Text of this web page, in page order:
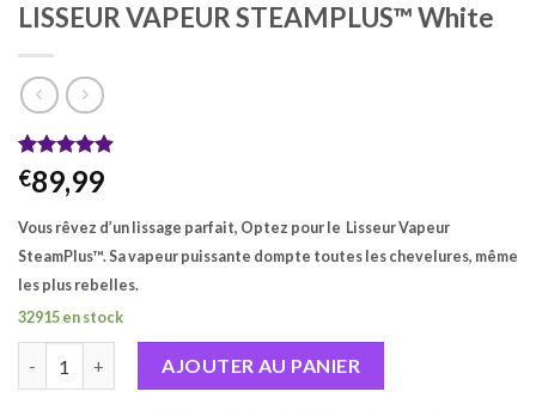
LISSEUR VAPEUR STEAMPLUS™ White
Noté 4.85
sur 5 basé
27
notations
client
€89,99
Vous rêvez d’un lissage parfait, Optez pour le Lisseur Vapeur
SteamPlus™. Sa vapeur puissante dompte toutes les chevelures, même
les plus rebelles.
32915 en stock
AJOUTER AU PANIER